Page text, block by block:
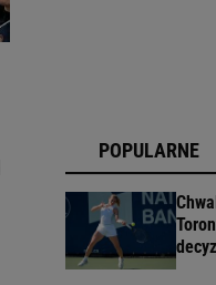
POPULARNE